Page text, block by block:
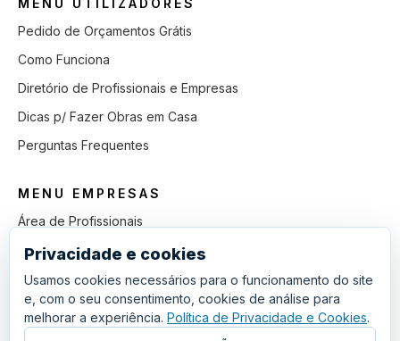
MENU UTILIZADORES
Pedido de Orçamentos Grátis
Como Funciona
Diretório de Profissionais e Empresas
Dicas p/ Fazer Obras em Casa
Perguntas Frequentes
MENU EMPRESAS
Área de Profissionais
Como Funciona
Lista de Pedidos em Aberto
Como Ganhar mais Obras
Perguntas Frequentes
Privacidade e cookies
Usamos cookies necessários para o funcionamento do site
e, com o seu consentimento, cookies de análise para
melhorar a experiência. Política de Privacidade e Cookies.